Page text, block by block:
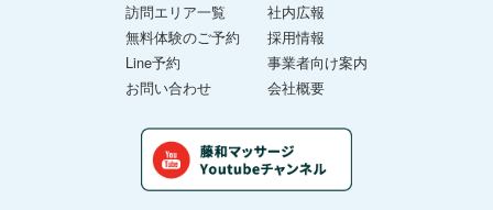
訪問エリア一覧
無料体験のご予約
Line予約
お問い合わせ
社内広報
採用情報
事業者向け案内
会社概要